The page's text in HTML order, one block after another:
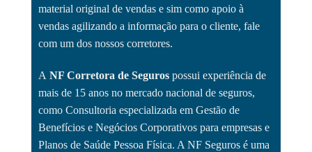
material original de vendas e sim como apoio à
vendas agilizando a informação para o cliente, fale
com um dos nossos corretores.
A NF Corretora de Seguros possui experiência de
mais de 15 anos no mercado nacional de seguros,
como Consultoria especializada em Gestão de
Benefícios e Negócios Corporativos para empresas e
Planos de Saúde Pessoa Física. A NF Seguros é uma